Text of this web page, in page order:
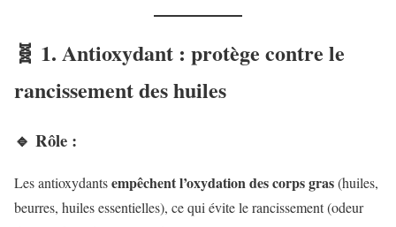
🧬 1. Antioxydant : protège contre le
rancissement des huiles
🔹 Rôle :
Les antioxydantsempêchent l’oxydation des corps gras(huiles,
beurres, huiles essentielles), ce qui évite le rancissement (odeur